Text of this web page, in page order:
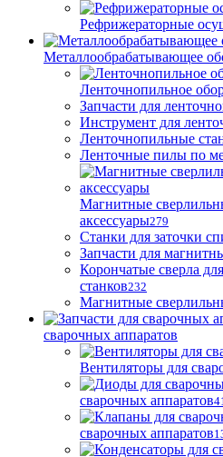
Рефрижераторные
Металлообрабатывающее
Ленточнопильное
Запчасти для
Инструмент для
Ленточнопильные
Ленточные пилы по
Магнитные
аксессуары279
Станки для заточки
Запчасти для
Корончатые сверла
станков232
Магнитные
сварочных аппаратов
Вентиляторы для
сварочных аппаратов
сварочных аппаратов